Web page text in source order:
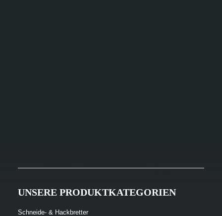
UNSERE PRODUKTKATEGORIEN
Schneide- & Hackbretter